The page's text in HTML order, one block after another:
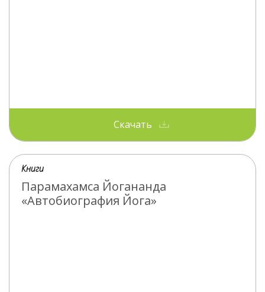
Скачать
Книги
Парамахамса Йогананда
«Автобиография Йога»